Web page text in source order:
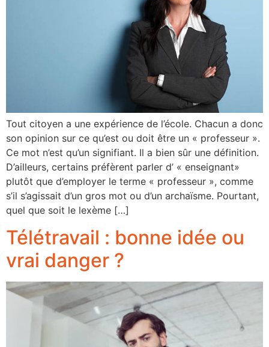
Tout citoyen a une expérience de l’école. Chacun a donc
son opinion sur ce qu’est ou doit être un « professeur ».
Ce mot n’est qu’un signifiant. Il a bien sûr une définition.
D’ailleurs, certains préfèrent parler d’ « enseignant»
plutôt que d’employer le terme « professeur », comme
s’il s’agissait d’un gros mot ou d’un archaïsme. Pourtant,
quel que soit le lexème […]
Télétravail : bonne idée ou
vrai danger ?